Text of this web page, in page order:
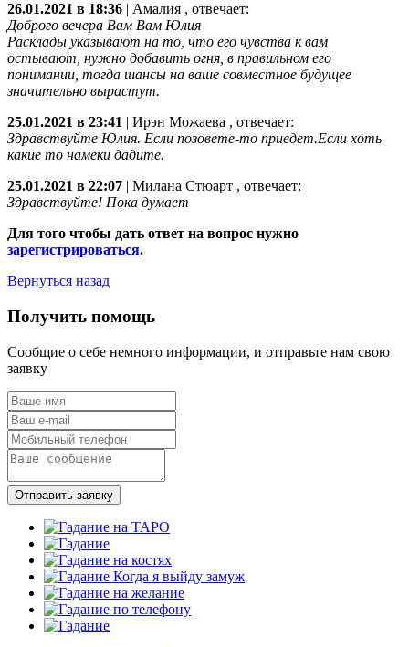
26.01.2021 в 18:36
Амалия , отвечает:
Доброго вечера Вам Вам Юлия
Расклады указывают на то, что его чувства к вам
остывают, нужно добавить огня, в правильном его
понимании, тогда шансы на ваше совместное будущее
значительно вырастут.
25.01.2021 в 23:41
Ирэн Можаева , отвечает:
Здравствуйте Юлия. Если позовете-то приедет.Если хоть
какие то намеки дадите.
25.01.2021 в 22:07
Милана Стюарт , отвечает:
Здравствуйте! Пока думает
Для того чтобы дать ответ на вопрос нужно
зарегистрироваться.
Вернуться назад
Получить помощь
Сообщие о себе немного информации, и отправьте нам свою
заявку
Отправить заявку